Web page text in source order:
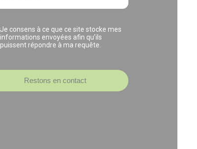
Je consens à ce que ce site stocke mes
informations envoyées afin qu’ils
puissent répondre à ma requête.
Restons en contact